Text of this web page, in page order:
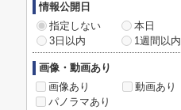
情報公開日
指定しない
本日
3日以内
1週間以内
画像・動画あり
画像あり
動画あり
パノラマあり